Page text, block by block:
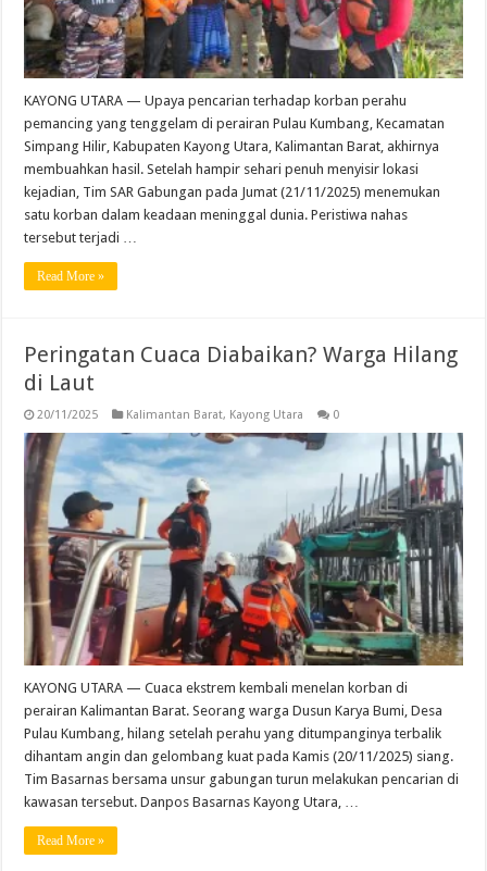
KAYONG UTARA — Upaya pencarian terhadap korban perahu
pemancing yang tenggelam di perairan Pulau Kumbang, Kecamatan
Simpang Hilir, Kabupaten Kayong Utara, Kalimantan Barat, akhirnya
membuahkan hasil. Setelah hampir sehari penuh menyisir lokasi
kejadian, Tim SAR Gabungan pada Jumat (21/11/2025) menemukan
satu korban dalam keadaan meninggal dunia. Peristiwa nahas
tersebut terjadi …
Read More »
Peringatan Cuaca Diabaikan? Warga Hilang
di Laut
20/11/2025 Kalimantan Barat, Kayong Utara 0
KAYONG UTARA — Cuaca ekstrem kembali menelan korban di
perairan Kalimantan Barat. Seorang warga Dusun Karya Bumi, Desa
Pulau Kumbang, hilang setelah perahu yang ditumpanginya terbalik
dihantam angin dan gelombang kuat pada Kamis (20/11/2025) siang.
Tim Basarnas bersama unsur gabungan turun melakukan pencarian di
kawasan tersebut. Danpos Basarnas Kayong Utara, …
Read More »